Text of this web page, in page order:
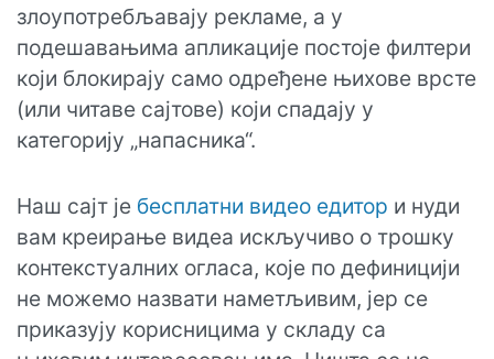
злоупотребљавају рекламе, а у
подешавањима апликације постоје филтери
који блокирају само одређене њихове врсте
(или читаве сајтове) који спадају у
категорију „напасника“.
Наш сајт је бесплатни видео едитор и нуди
вам креирање видеа искључиво о трошку
контекстуалних огласа, које по дефиницији
не можемо назвати наметљивим, јер се
приказују корисницима у складу са